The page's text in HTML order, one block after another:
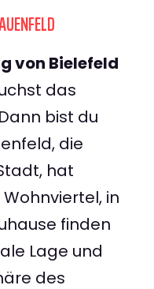
von Bielefeld
das
bist du
die
hat
in
finden
Lage und
des